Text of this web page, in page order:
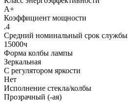
A+
Коэффициент мощности
.4
Средний номинальный срок службы
15000ч
Форма колбы лампы
Зеркальная
С регулятором яркости
Нет
Исполнение стекла/колбы
Прозрачный (-ая)